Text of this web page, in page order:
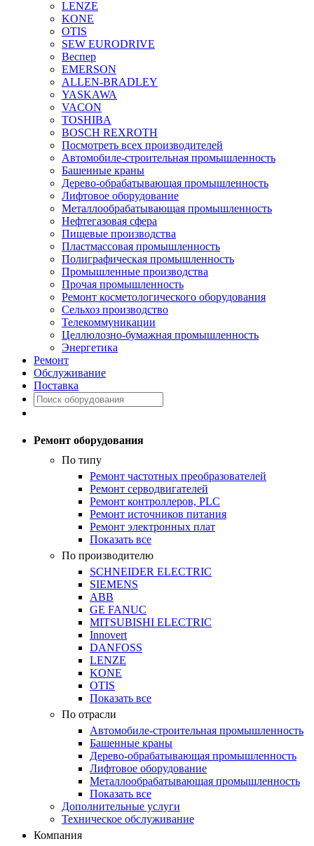
LENZE
KONE
OTIS
SEW EURODRIVE
Веспер
EMERSON
ALLEN-BRADLEY
YASKAWA
VACON
TOSHIBA
BOSCH REXROTH
Посмотреть всех производителей
Автомобиле-строительная промышленность
Башенные краны
Дерево-обрабатывающая промышленность
Лифтовое оборудование
Металлообрабатывающая промышленность
Нефтегазовая сфера
Пищевые производства
Пластмассовая промышленность
Полиграфическая промышленность
Промышленные производства
Прочая промышленность
Ремонт косметологического оборудования
Сельхоз производство
Телекоммуникации
Целлюлозно-бумажная промышленность
Энергетика
Ремонт
Обслуживание
Поставка
Ремонт оборудования
По типу
Ремонт частотных преобразователей
Ремонт серводвигателей
Ремонт контроллеров, PLC
Ремонт источников питания
Ремонт электронных плат
Показать все
По производителю
SCHNEIDER ELECTRIC
SIEMENS
ABB
GE FANUC
MITSUBISHI ELECTRIC
Innovert
DANFOSS
LENZE
KONE
OTIS
Показать все
По отрасли
Автомобиле-строительная промышленность
Башенные краны
Дерево-обрабатывающая промышленность
Лифтовое оборудование
Металлообрабатывающая промышленность
Показать все
Дополнительные услуги
Техническое обслуживание
Компания